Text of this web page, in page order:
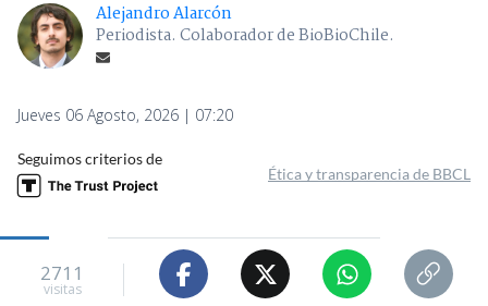
Alejandro Alarcón
Periodista. Colaborador de BioBioChile.
Jueves 06 Agosto, 2026 | 07:20
Seguimos criterios de
Ética y transparencia de BBCL
2711
visitas